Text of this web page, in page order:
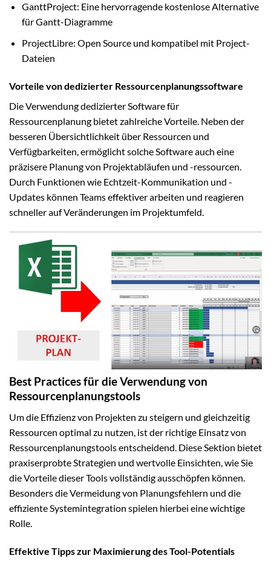
GanttProject: Eine hervorragende kostenlose Alternative
für Gantt-Diagramme
ProjectLibre: Open Source und kompatibel mit Project-
Dateien
Vorteile von dedizierter Ressourcenplanungssoftware
Die Verwendung dedizierter Software für
Ressourcenplanung bietet zahlreiche Vorteile. Neben der
besseren Übersichtlichkeit über Ressourcen und
Verfügbarkeiten, ermöglicht solche Software auch eine
präzisere Planung von Projektabläufen und -ressourcen.
Durch Funktionen wie Echtzeit-Kommunikation und -
Updates können Teams effektiver arbeiten und reagieren
schneller auf Veränderungen im Projektumfeld.
Best Practices für die Verwendung von
Ressourcenplanungstools
Um die Effizienz von Projekten zu steigern und gleichzeitig
Ressourcen optimal zu nutzen, ist der richtige Einsatz von
Ressourcenplanungstools entscheidend. Diese Sektion bietet
praxiserprobte Strategien und wertvolle Einsichten, wie Sie
die Vorteile dieser Tools vollständig ausschöpfen können.
Besonders die Vermeidung von Planungsfehlern und die
effiziente Systemintegration spielen hierbei eine wichtige
Rolle.
Effektive Tipps zur Maximierung des Tool-Potentials